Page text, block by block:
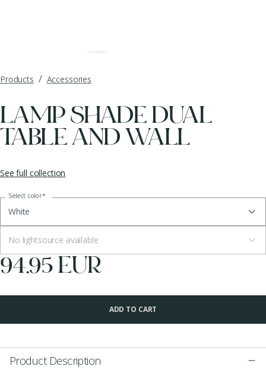
Products / Accessories
LAMP SHADE DUAL
TABLE AND WALL
See full collection
Select color*
White
No lightsource available
94.95 EUR
ADD TO CART
Product Description